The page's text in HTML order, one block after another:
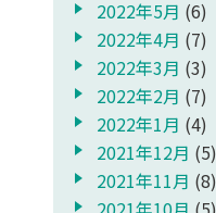
2022年5月 (6)
2022年4月 (7)
2022年3月 (3)
2022年2月 (7)
2022年1月 (4)
2021年12月 (5)
2021年11月 (8)